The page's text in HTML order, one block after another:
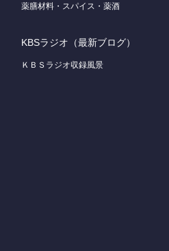
薬膳材料・スパイス・薬酒
KBSラジオ（最新ブログ）
ＫＢＳラジオ収録風景